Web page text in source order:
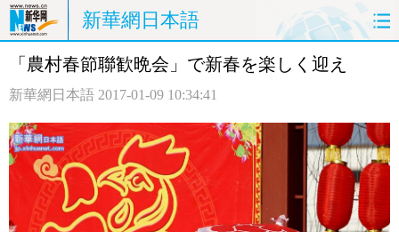
新華網日本語
ホームページ 政治 経済
観光 評論 写真
中日対訳
「農村春節聯歓晩会」で新春を楽しく迎え
新華網日本語 2017-01-09 10:34:41